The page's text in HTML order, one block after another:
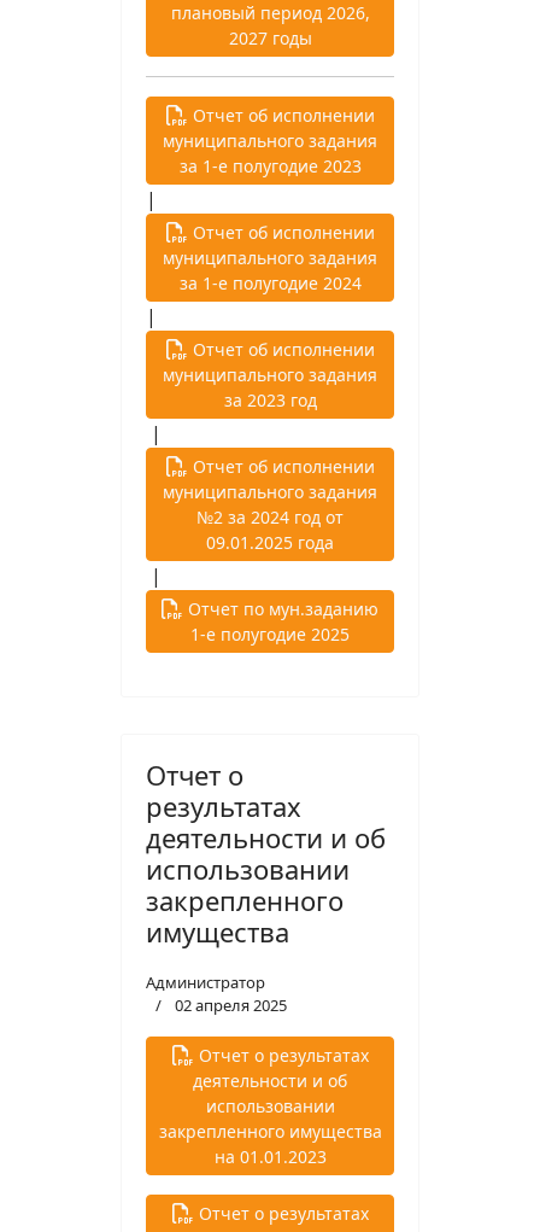
плановый период 2026,
2027 годы
Отчет об исполнении
муниципального задания
за 1-е полугодие 2023
|
Отчет об исполнении
муниципального задания
за 1-е полугодие 2024
|
Отчет об исполнении
муниципального задания
за 2023 год
|
Отчет об исполнении
муниципального задания
№2 за 2024 год от
09.01.2025 года
|
Отчет по мун.заданию
1-е полугодие 2025
Отчет о
результатах
деятельности и об
использовании
закрепленного
имущества
Администратор
02 апреля 2025
Отчет о результатах
деятельности и об
использовании
закрепленного имущества
на 01.01.2023
Отчет о результатах